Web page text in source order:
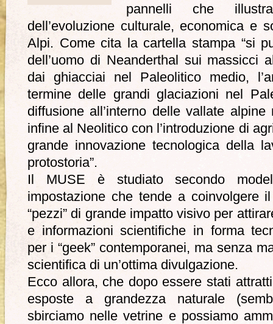
pannelli che
dell’evoluzione culturale, economica e
Alpi. Come cita la cartella stampa “si
dell’uomo di Neanderthal sui massicci
dai ghiacciai nel Paleolitico medio,
termine delle grandi glaciazioni nel
diffusione all’interno delle vallate
infine al Neolitico con l’introduzione di
grande innovazione tecnologica della
protostoria”.
Il MUSE è studiato secondo
impostazione che tende a coinvolgere
“pezzi” di grande impatto visivo per
e informazioni scientifiche in forma
per i “geek” contemporanei, ma senza
scientifica di un’ottima divulgazione.
Ecco allora, che dopo essere stati
esposte a grandezza naturale
sbirciamo nelle vetrine e possiamo